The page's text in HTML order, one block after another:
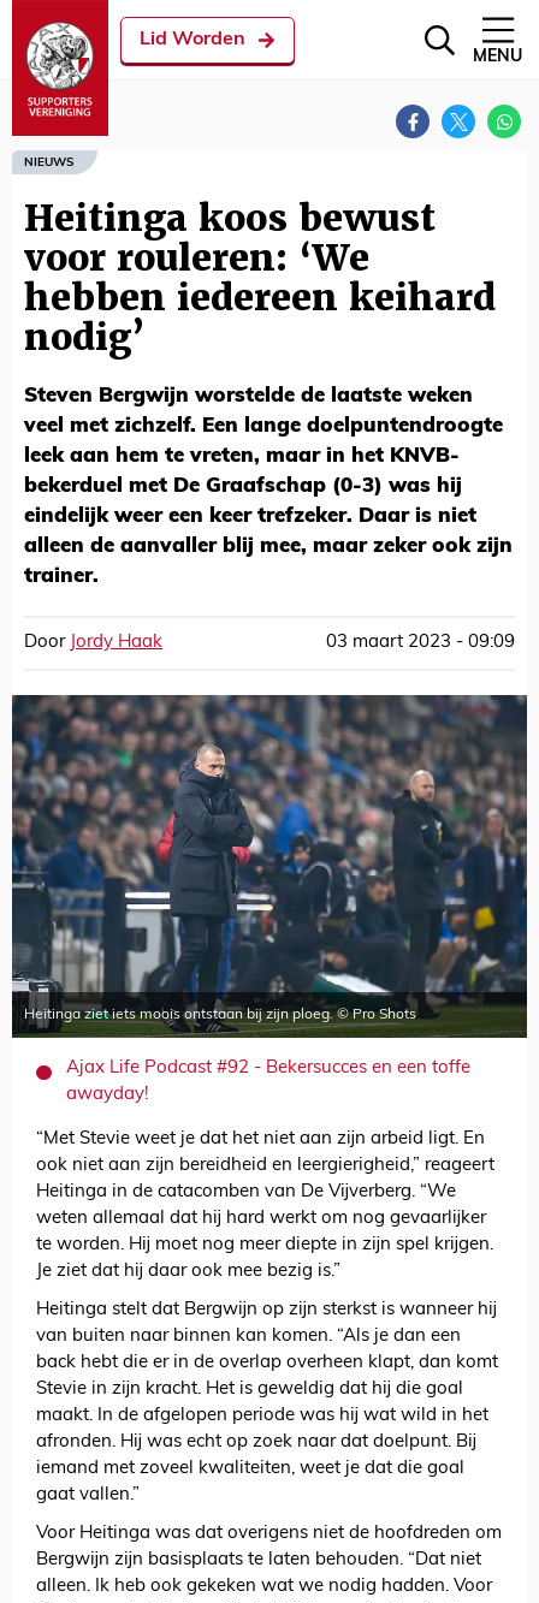
Lid Worden
MENU
NIEUWS
Heitinga koos bewust
voor rouleren: ‘We
hebben iedereen keihard
nodig’
Steven Bergwijn worstelde de laatste weken
veel met zichzelf. Een lange doelpuntendroogte
leek aan hem te vreten, maar in het KNVB-
bekerduel met De Graafschap (0-3) was hij
eindelijk weer een keer trefzeker. Daar is niet
alleen de aanvaller blij mee, maar zeker ook zijn
trainer.
Door Jordy Haak 03 maart 2023 - 09:09
Heitinga ziet iets moois ontstaan bij zijn ploeg. © Pro Shots
Ajax Life Podcast #92 - Bekersucces en een toffe
awayday!
“Met Stevie weet je dat het niet aan zijn arbeid ligt. En
ook niet aan zijn bereidheid en leergierigheid,” reageert
Heitinga in de catacomben van De Vijverberg. “We
weten allemaal dat hij hard werkt om nog gevaarlijker
te worden. Hij moet nog meer diepte in zijn spel krijgen.
Je ziet dat hij daar ook mee bezig is.”
Heitinga stelt dat Bergwijn op zijn sterkst is wanneer hij
van buiten naar binnen kan komen. “Als je dan een
back hebt die er in de overlap overheen klapt, dan komt
Stevie in zijn kracht. Het is geweldig dat hij die goal
maakt. In de afgelopen periode was hij wat wild in het
afronden. Hij was echt op zoek naar dat doelpunt. Bij
iemand met zoveel kwaliteiten, weet je dat die goal
gaat vallen.”
Voor Heitinga was dat overigens niet de hoofdreden om
Bergwijn zijn basisplaats te laten behouden. “Dat niet
alleen. Ik heb ook gekeken wat we nodig hadden. Voor